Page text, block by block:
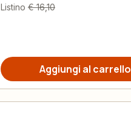
Listino € 16,10
Aggiungi al carrello